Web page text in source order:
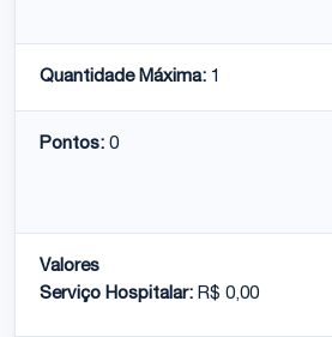
Quantidade Máxima: 1
Pontos: 0
Valores
Serviço Hospitalar: R$ 0,00